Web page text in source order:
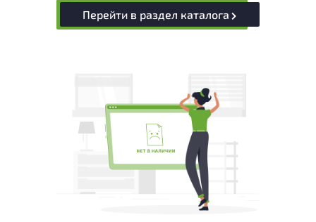
Перейти в раздел каталога